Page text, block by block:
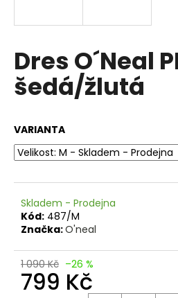
Dres O´Neal
šedá/žlutá
VARIANTA
Skladem - Prodejna
Kód: 487/M
Značka:O'neal
1 090 Kč –26 %
799 Kč
í
t
?
HLEDAT
D
o
p
o